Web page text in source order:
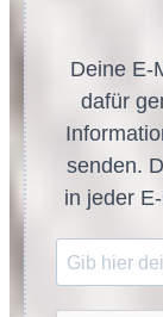
Deine E-
dafür
senden.
in jeder